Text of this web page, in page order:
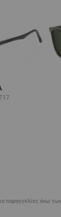
παραγγελίες άνω